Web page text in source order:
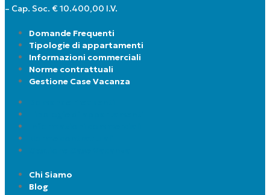
– Cap. Soc. € 10.400,00 I.V.
Domande Frequenti
Tipologie di appartamenti
Informazioni commerciali
Norme contrattuali
Gestione Case Vacanza
Chi Siamo
Blog